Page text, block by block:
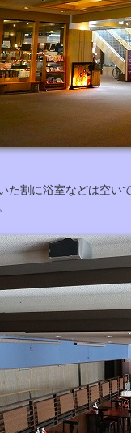
た割に浴室などは空い